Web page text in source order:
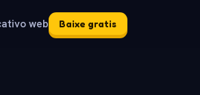
web Baixe gratis